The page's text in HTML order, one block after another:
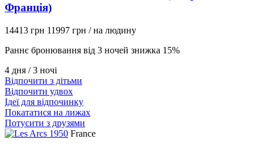
Франція)
14413 грн 11997 грн / на людину
Раннє бронювання від 3 ночей знижка 15%
4 дня / 3 ночі
Відпочити з дітьми
Відпочити удвох
Ідеї для відпочинку
Покататися на лижах
Потусити з друзями
France